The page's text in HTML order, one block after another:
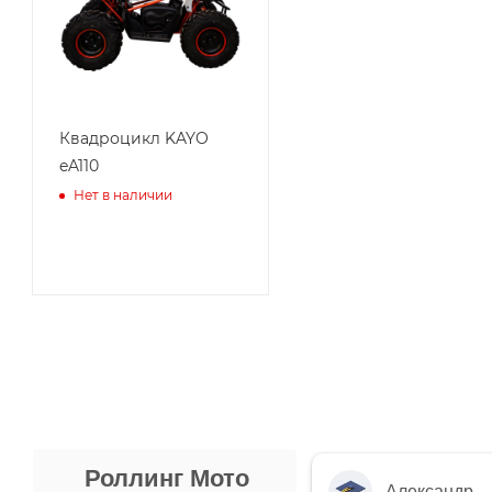
Квадроцикл KAYO
eA110
Нет в наличии
Роллинг Мото